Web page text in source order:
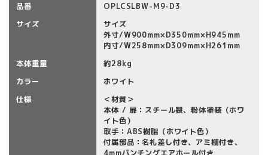
品番
OPLCSLBW-M9-D3
サイズ
サイズ
外寸/W900mm×D350mm×H945mm
内寸/W258mm×D309mm×H261mm
本体重量
約28kg
カラー
ホワイト
仕様
＜材質＞
本体 / 扉：スチール製、粉体塗装（ホワ
イト色）
取手：ABS樹脂（ホワイト色）
付属部品：名札差し付き、 アミ棚付き、
4mmパンチングエアホール付き